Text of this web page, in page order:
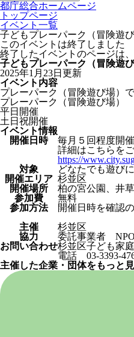
都庁総合ホームページ
トップページ
イベント一覧
子どもプレーパーク（冒険遊び
このイベントは終了しました
終了したイベントのページは
子どもプレーパーク（冒険遊び
2025年1月23日更新
イベント内容
プレーパーク（冒険遊び場）
プレーパーク（冒険遊び場）
平日開催
土日祝開催
イベント情報
開催日時
毎月５回程度開
詳細はこちらを
https://
対象
どなたでも遊び
開催エリア 杉並区
開催場所
柏の宮公園、井
参加費
無料
参加方法
開催日時を確認
主催
杉並区
協力
委託事業者
お問い合わせ杉並区子ども家
電話 03-3393-
主催した企業・団体をもっと